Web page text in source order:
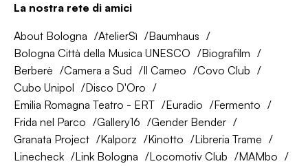
La nostra rete di amici
About Bologna AtelierSì
Baumhaus
Bologna Città della Musica UNESCO
Biografilm
Berberè
Camera a Sud Il Cameo
Covo Club
Cubo Unipol
Disco D'Oro
Emilia Romagna Teatro - ERT
Euradio
Fermento
Frida nel Parco
Gallery16
Gender Bender
Granata Project
Kalporz Kinotto
Libreria Trame
Linecheck
Link Bologna Locomotiv Club
MAMbo